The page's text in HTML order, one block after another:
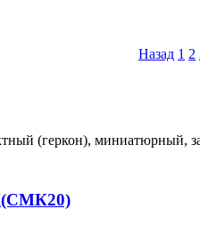
Назад 1 2
(геркон), миниатюрный,